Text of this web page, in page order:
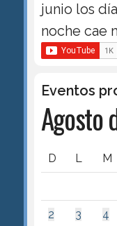
junio los
noche cae
Eventos
Agosto
D L M
2 3 4